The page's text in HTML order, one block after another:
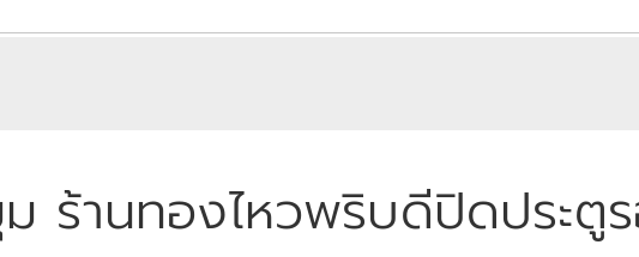
ร้านทองไหวพริบดีปิดประตู